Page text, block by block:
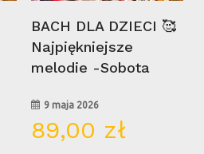
BACH DLA DZIECI 🥰
Najpiękniejsze
melodie -Sobota
9 maja 2026
89,00 zł